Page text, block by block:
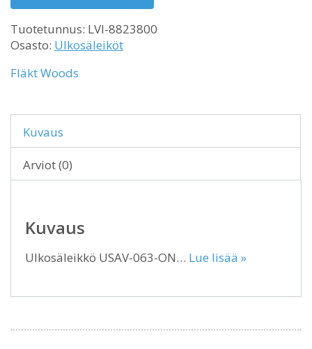
Tuotetunnus: LVI-8823800
Osasto: Ulkosäleiköt
Fläkt Woods
Kuvaus
Arviot (0)
Kuvaus
Ulkosäleikkö USAV-063-ON… Lue lisää »